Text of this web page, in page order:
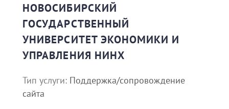
НОВОСИБИРСКИЙ
ГОСУДАРСТВЕННЫЙ
УНИВЕРСИТЕТ ЭКОНОМИКИ И
УПРАВЛЕНИЯ НИНХ
Тип услуги: Поддержка/сопровождение
сайта